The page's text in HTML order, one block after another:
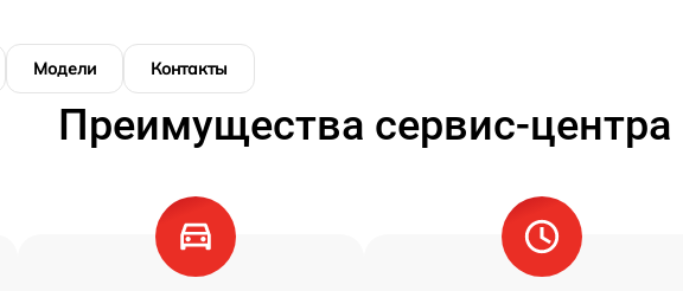
Модели Контакты
Преимущества сервис-центра